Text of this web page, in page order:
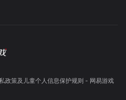
政策及儿童个人信息保护规则 - 网易游戏